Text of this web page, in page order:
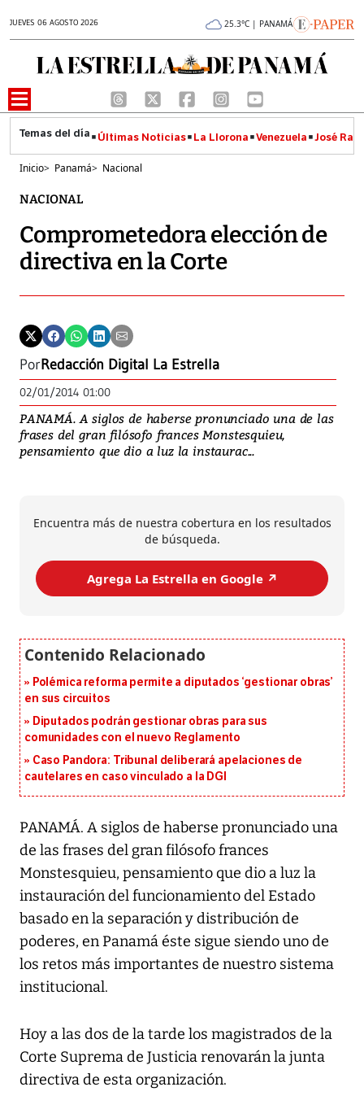
JUEVES 06 AGOSTO 2026 25.3°C | PANAMÁ
Últimas Noticias La Llorona Venezuela José
Inicio> Panamá> Nacional
NACIONAL
Comprometedora elección de
directiva en la Corte
PorRedacción Digital La Estrella
02/01/2014 01:00
PANAMÁ. A siglos de haberse pronunciado una de las
frases del gran filósofo frances Monstesquieu,
pensamiento que dio a luz la instaurac...
Encuentra más de nuestra cobertura en los resultados
de búsqueda.
Agrega La Estrella en Google ↗️
Polémica reforma permite a diputados ‘gestionar obras’
en sus circuitos
Diputados podrán gestionar obras para sus
comunidades con el nuevo Reglamento
Caso Pandora: Tribunal deliberará apelaciones de
cautelares en caso vinculado a la DGI
PANAMÁ. A siglos de haberse pronunciado una
de las frases del gran filósofo frances
Monstesquieu, pensamiento que dio a luz la
instauración del funcionamiento del Estado
basado en la separación y distribución de
poderes, en Panamá éste sigue siendo uno de
los retos más importantes de nuestro sistema
institucional.
Hoy a las dos de la tarde los magistrados de la
Corte Suprema de Justicia renovarán la junta
directiva de esta organización.